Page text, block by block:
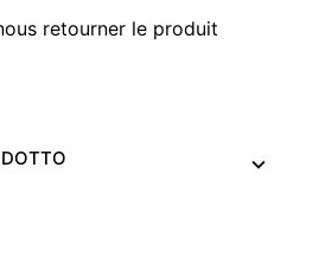
retourner le produit